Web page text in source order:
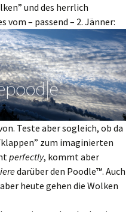
und des herrlich
vom – passend – 2. Jänner:
Teste aber sogleich, ob da
zum imaginierten
perfectly, kommt aber
darüber den Poodle™. Auch
heute gehen die Wolken